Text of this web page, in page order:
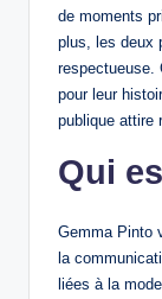
de moments
plus, les deux
respectueuse.
pour leur
publique attire
Qui
Gemma Pinto
la
liées à la